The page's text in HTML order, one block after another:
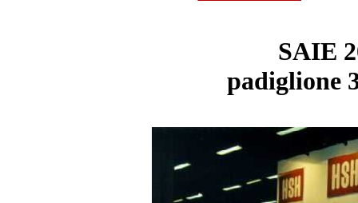
SAIE
padiglione